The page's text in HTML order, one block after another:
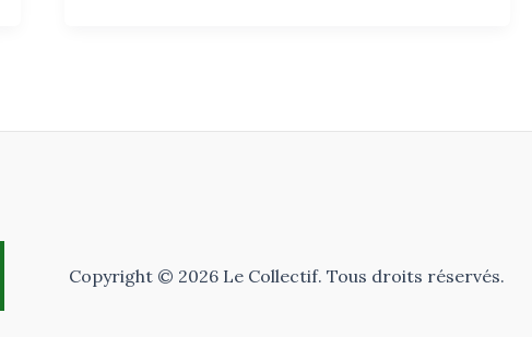
Copyright © 2026 Le Collectif. Tous droits réservés.